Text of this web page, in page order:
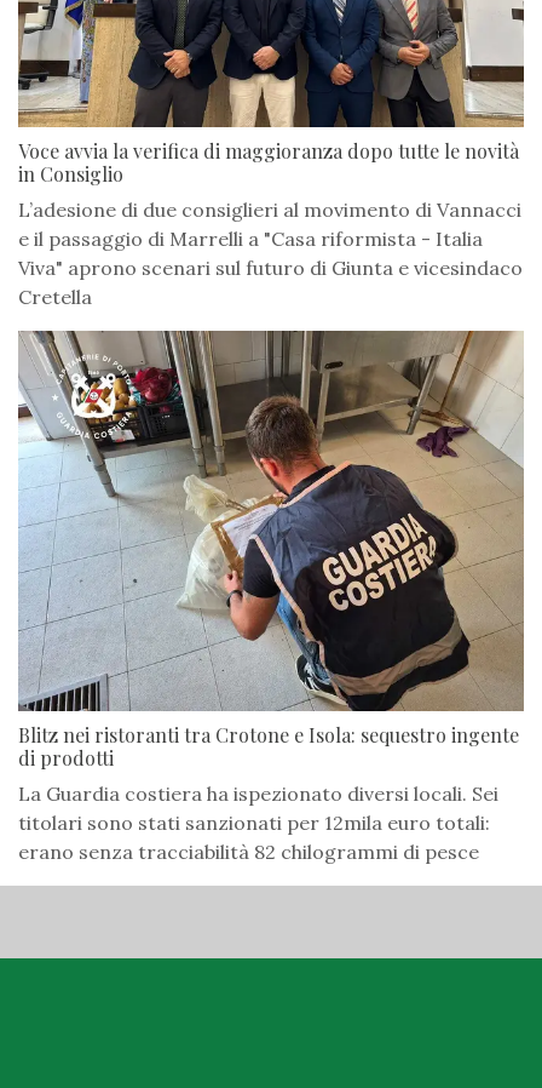
Voce avvia la verifica di maggioranza dopo tutte le novità
in Consiglio
L’adesione di due consiglieri al movimento di Vannacci
e il passaggio di Marrelli a "Casa riformista - Italia
Viva" aprono scenari sul futuro di Giunta e vicesindaco
Cretella
Blitz nei ristoranti tra Crotone e Isola: sequestro ingente
di prodotti
La Guardia costiera ha ispezionato diversi locali. Sei
titolari sono stati sanzionati per 12mila euro totali:
erano senza tracciabilità 82 chilogrammi di pesce